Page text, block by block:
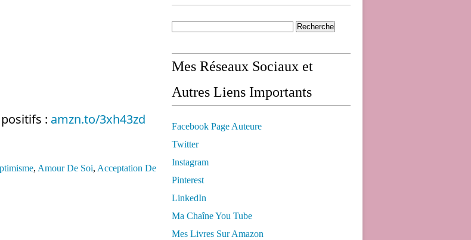
: amzn.to/3xh43zd
, Amour De Soi, Acceptation De
Mes Réseaux Sociaux et
Autres Liens Importants
Facebook Page Auteure
Twitter
Instagram
Pinterest
LinkedIn
Ma Chaîne You Tube
Mes Livres Sur Amazon